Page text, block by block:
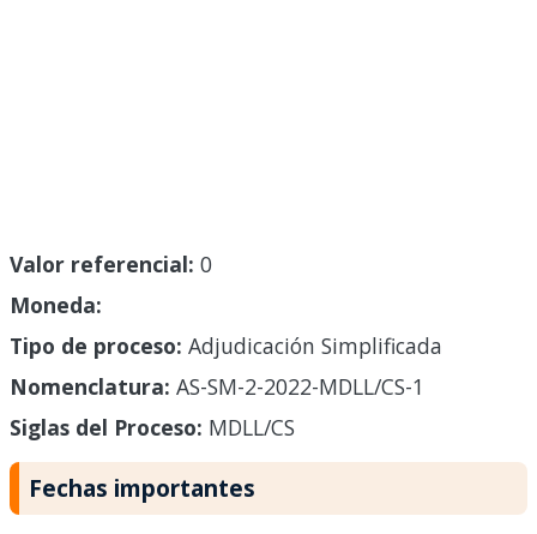
Valor referencial: 0
Moneda:
Tipo de proceso: Adjudicación Simplificada
Nomenclatura: AS-SM-2-2022-MDLL/CS-1
Siglas del Proceso: MDLL/CS
Fechas importantes